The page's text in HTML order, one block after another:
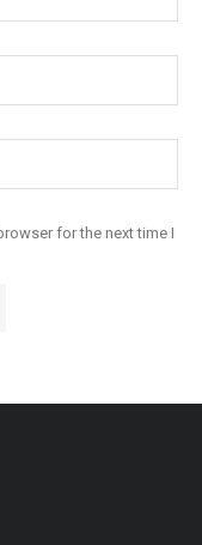
for the next time I